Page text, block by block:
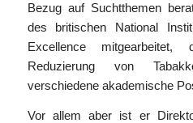
Bezug auf Suchtthemen
des britischen National
Excellence
Reduzierung von
verschiedene akademische
Vor allem aber ist er